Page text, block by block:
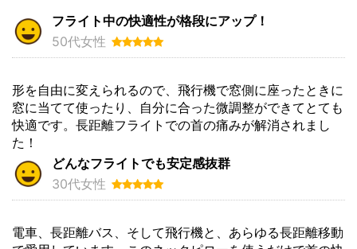
フライト中の快適性が格段にアップ！
50代女性
形を自由に変えられるので、飛行機で窓側に座ったときに
窓に当てて使ったり、自分に合った微調整ができてとても
快適です。長距離フライトでの首の痛みが解消されまし
た！
どんなフライトでも安定感抜群
30代女性
電車、長距離バス、そして飛行機と、あらゆる長距離移動